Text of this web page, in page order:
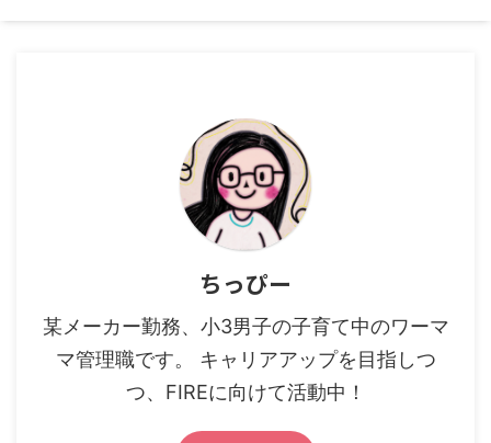
ちっぴー
某メーカー勤務、小3男子の子育て中のワーマ
マ管理職です。 キャリアアップを目指しつ
つ、FIREに向けて活動中！